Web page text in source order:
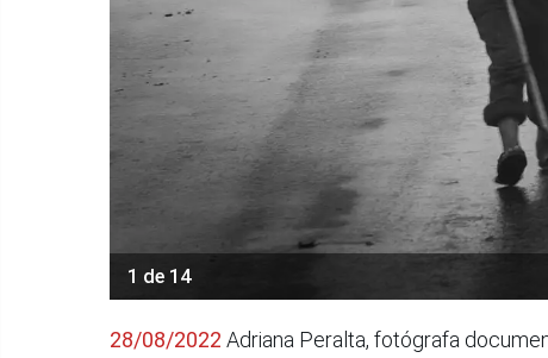
1 de 14
28/08/2022 Adriana Peralta, fotógrafa